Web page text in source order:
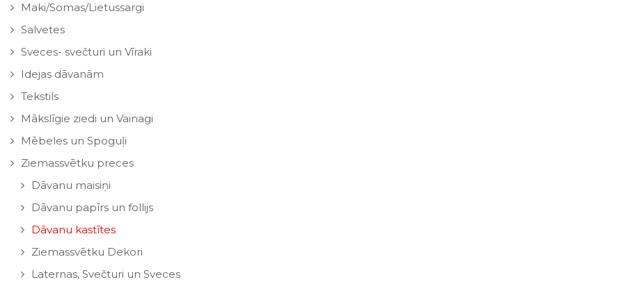
Maki/Somas/Lietussargi
Salvetes
Sveces- svečturi un Vīraki
Idejas dāvanām
Tekstils
Mākslīgie ziedi un Vainagi
Mēbeles un Spoguļi
Ziemassvētku preces
Dāvanu maisiņi
Dāvanu papīrs un follijs
Dāvanu kastītes
Ziemassvētku Dekori
Laternas, Svečturi un Sveces